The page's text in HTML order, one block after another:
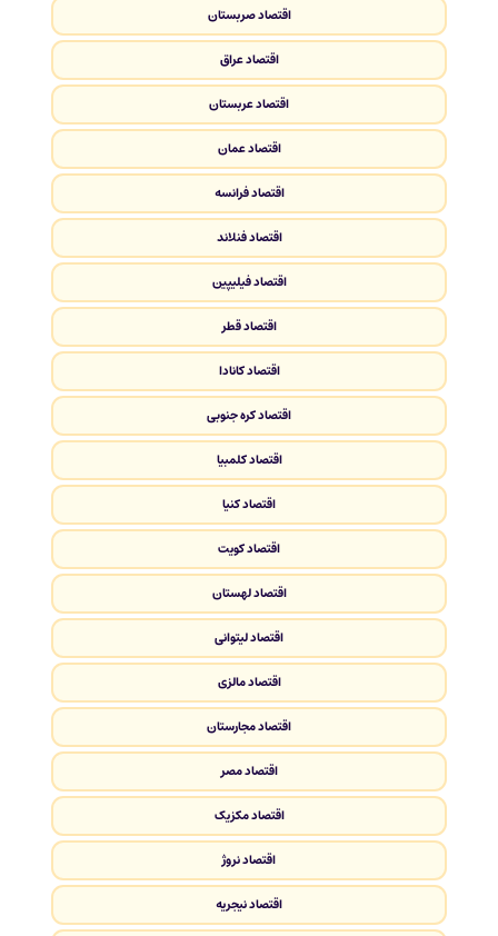
اقتصاد صربستان
اقتصاد عراق
اقتصاد عربستان
اقتصاد عمان
اقتصاد فرانسه
اقتصاد فنلاند
اقتصاد فیلیپین
اقتصاد قطر
اقتصاد کانادا
اقتصاد کره جنوبی
اقتصاد کلمبیا
اقتصاد کنیا
اقتصاد کویت
اقتصاد لهستان
اقتصاد لیتوانی
اقتصاد مالزی
اقتصاد مجارستان
اقتصاد مصر
اقتصاد مکزیک
اقتصاد نروژ
اقتصاد نیجریه